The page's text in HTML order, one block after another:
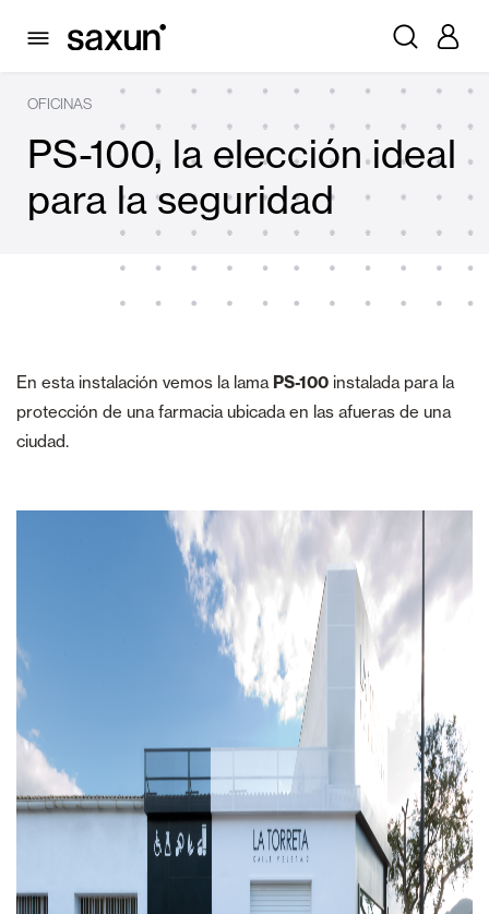
OFICINAS
PS-100, la elección ideal
para la seguridad
En esta instalación vemos la lama PS-100 instalada para la
protección de una farmacia ubicada en las afueras de una
ciudad.